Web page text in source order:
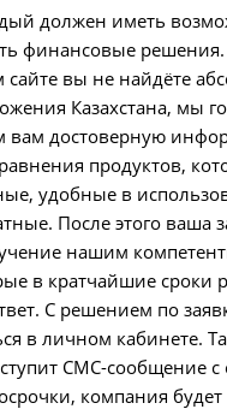
должен иметь
финансовые решения.
вы не найдёте
Казахстана, мы
вам достоверную
продуктов,
удобные в
После этого ваша
нашим
в кратчайшие сроки
С решением по
в личном кабинете.
СМС-сообщение с
компания